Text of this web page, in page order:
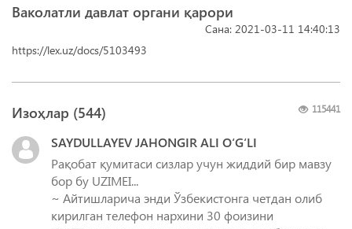
Ваколатли давлат органи қарори
Сана: 2021-03-11 14:40:13
https://lex.uz/docs/5103493
115441
Изоҳлар (544)
SAYDULLAYEV JAHONGIR ALI O‘G‘LI
Рақобат қумитаси сизлар учун жиддий бир мавзу
бор бу UZIMEI...
~ Айтишларича энди Ўзбекистонга четдан олиб
кирилган телефон нархини 30 фоизини